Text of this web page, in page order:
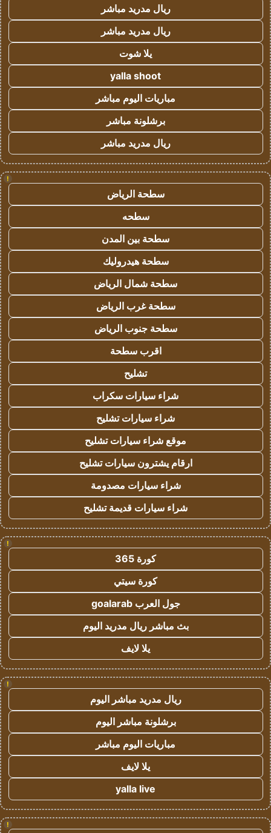
ريال مدريد مباشر
ريال مدريد مباشر
يلا شوت
yalla shoot
مباريات اليوم مباشر
برشلونة مباشر
ريال مدريد مباشر
!
سطحة الرياض
سطحه
سطحة بين المدن
سطحة هيدروليك
سطحة شمال الرياض
سطحة غرب الرياض
سطحة جنوب الرياض
اقرب سطحة
تشليح
شراء سيارات سكراب
شراء سيارات تشليح
موقع شراء سيارات تشليح
ارقام يشترون سيارات تشليح
شراء سيارات مصدومة
شراء سيارات قديمة تشليح
!
كورة 365
كورة سيتي
جول العرب goalarab
بث مباشر ريال مدريد اليوم
يلا لايف
!
ريال مدريد مباشر اليوم
برشلونة مباشر اليوم
مباريات اليوم مباشر
يلا لايف
yalla live
!